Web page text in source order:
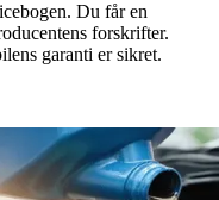
Du får en
forskrifter.
garanti er sikret.